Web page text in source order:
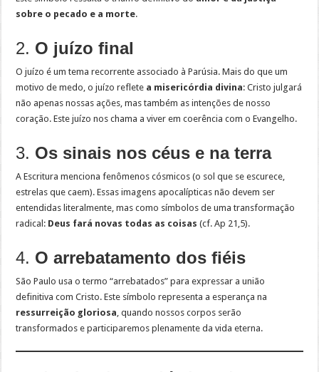
sobre o pecado e a morte.
2. O juízo final
O juízo é um tema recorrente associado à Parúsia. Mais do que um
motivo de medo, o juízo reflete a misericórdia divina: Cristo julgará
não apenas nossas ações, mas também as intenções de nosso
coração. Este juízo nos chama a viver em coerência com o Evangelho.
3. Os sinais nos céus e na terra
A Escritura menciona fenômenos cósmicos (o sol que se escurece,
estrelas que caem). Essas imagens apocalípticas não devem ser
entendidas literalmente, mas como símbolos de uma transformação
radical: Deus fará novas todas as coisas (cf. Ap 21,5).
4. O arrebatamento dos fiéis
São Paulo usa o termo “arrebatados” para expressar a união
definitiva com Cristo. Este símbolo representa a esperança na
ressurreição gloriosa, quando nossos corpos serão
transformados e participaremos plenamente da vida eterna.